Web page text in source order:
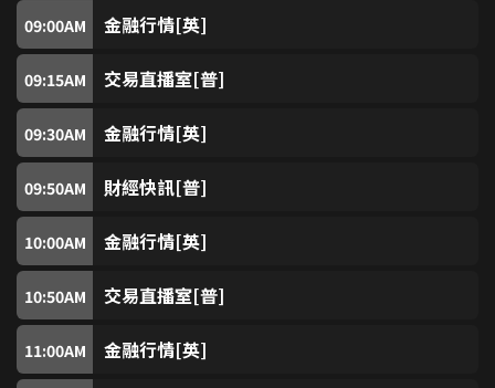
7
8
10 真情SUPER煲 (免費)
11 SUPER Sports (免費)
18 myTV SUPER 18台
09:00AM 金融行情[英]
09:15AM 交易直播室[普]
09:30AM 金融行情[英]
09:50AM 財經快訊[普]
10:00AM 金融行情[英]
10:50AM 交易直播室[普]
11:00AM 金融行情[英]